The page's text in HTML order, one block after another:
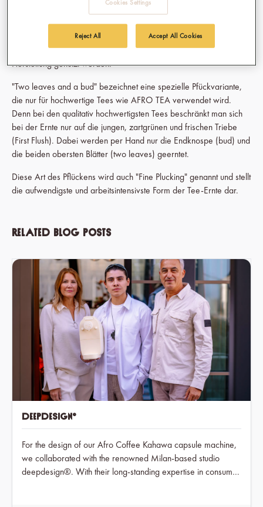
Bei der Tee-Ernte werden je nach Sorte vor allem Blätter und
Knospen verwendet. Auch Blüten und Stängel können für die Tee-
Herstellung genützt werden.
"Two leaves and a bud" bezeichnet eine spezielle Pfückvariante,
die nur für hochwertige Tees wie AFRO TEA verwendet wird.
Denn bei den qualitativ hochwertigsten Tees beschränkt man sich
bei der Ernte nur auf die jungen, zartgrünen und frischen Triebe
(First Flush). Dabei werden per Hand nur die Endknospe (bud) und
die beiden obersten Blätter (two leaves) geerntet.
Diese Art des Pflückens wird auch "Fine Plucking" genannt und stellt
die aufwendigste und arbeitsintensivste Form der Tee-Ernte dar.
Related blog posts
deepdesign®
For the design of our Afro Coffee Kahawa capsule machine,
we collaborated with the renowned Milan-based studio
deepdesign®. With their long-standing expertise in consumer
Cookies Settings
Reject All Accept All Cookies